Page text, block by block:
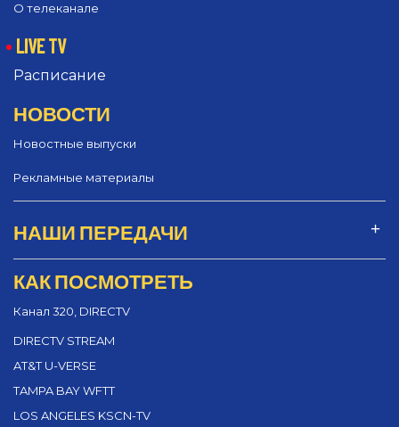
О телеканале
LIVE TV
Расписание
НОВОСТИ
Новостные выпуски
Рекламные материалы
НАШИ ПЕРЕДАЧИ
КАК ПОСМОТРЕТЬ
Канал 320, DIRECTV
DIRECTV STREAM
AT&T U-VERSE
TAMPA BAY WFTT
LOS ANGELES KSCN-TV